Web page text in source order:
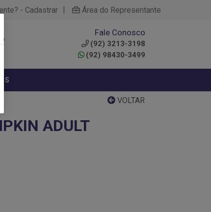
- Cadastrar | Área do Representante
Fale Conosco
(92) 3213-3198
(92) 98430-3499
VOLTAR
ADULT